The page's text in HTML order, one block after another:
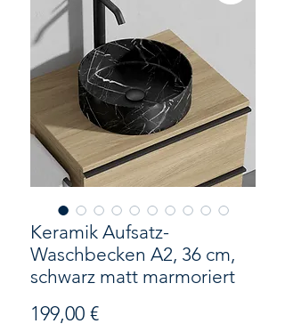
Keramik Aufsatz-
Waschbecken A2, 36 cm,
schwarz matt marmoriert
199,00 €Preis